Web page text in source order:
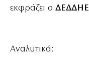
εκφράζει ο ΔΕΔΔΗΕ
Αναλυτικά: